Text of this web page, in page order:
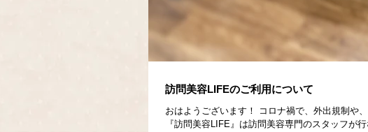
訪問美容LIFEのご利用について
おはようございます！ コロナ禍で、外出規制や
『訪問美容LIFE』は訪問美容専門のスタッフが